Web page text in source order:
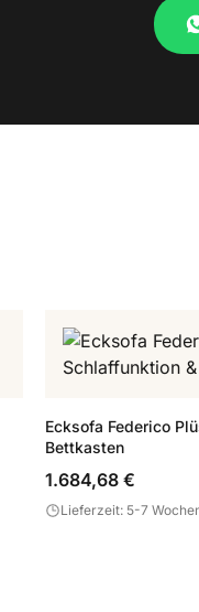
Ecksofa Federico
Bettkasten
1.684,68 €
Lieferzeit: 5-7